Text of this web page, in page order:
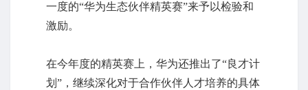
一度的“华为生态伙伴精英赛”来予以检验和
激励。
在今年度的精英赛上，华为还推出了“良才计
划”，继续深化对于合作伙伴人才培养的具体